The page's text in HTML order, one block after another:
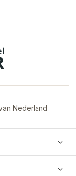
Nederland